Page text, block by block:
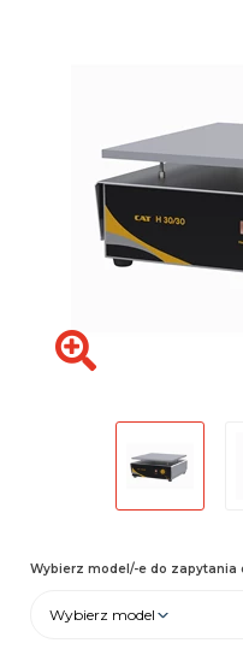
Wybierz model/-e do zapytania
Wybierz model